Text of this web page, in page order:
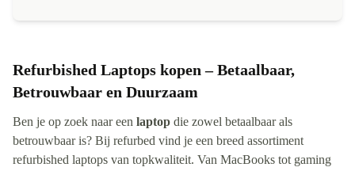
Refurbished Laptops kopen – Betaalbaar,
Betrouwbaar en Duurzaam
Ben je op zoek naar een laptop die zowel betaalbaar als
betrouwbaar is? Bij refurbed vind je een breed assortiment
refurbished laptops van topkwaliteit. Van MacBooks tot gaming